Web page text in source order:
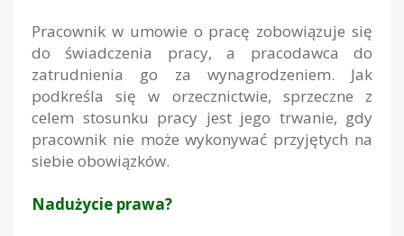
Pracownik w umowie o pracę zobowiązuje się
do świadczenia pracy, a pracodawca do
zatrudnienia go za wynagrodzeniem. Jak
podkreśla się w orzecznictwie, sprzeczne z
celem stosunku pracy jest jego trwanie, gdy
pracownik nie może wykonywać przyjętych na
siebie obowiązków.
Nadużycie prawa?